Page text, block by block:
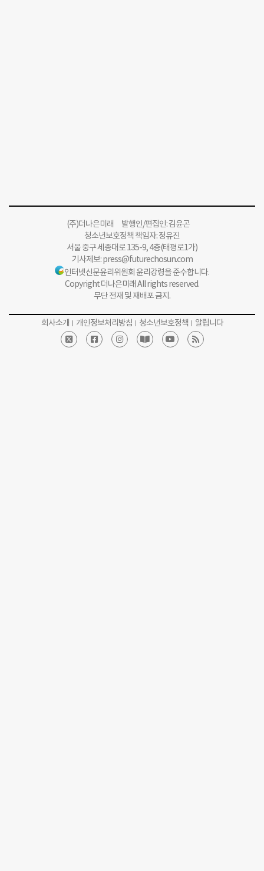
(주)더나은미래 발행인/편집인: 김윤곤
청소년보호정책 책임자: 정유진
서울 중구 세종대로 135-9, 4층(태평로1가)
기사제보:press@futurechosun.com
인터넷신문윤리위원회 윤리강령을 준수합니다.
Copyright 더나은미래 All rights reserved.
무단 전재 및 재배포 금지.
회사소개 개인정보처리방침 청소년보호정책 알립니다